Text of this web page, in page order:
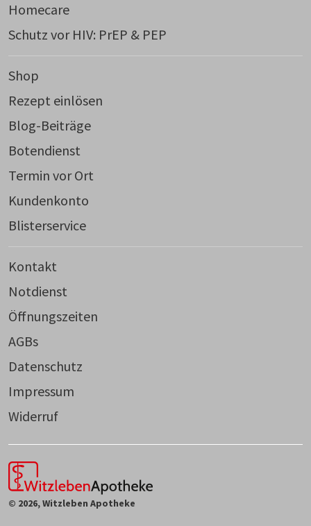
Homecare
Schutz vor HIV: PrEP & PEP
Shop
Rezept einlösen
Blog-Beiträge
Botendienst
Termin vor Ort
Kundenkonto
Blisterservice
Kontakt
Notdienst
Öffnungszeiten
AGBs
Datenschutz
Impressum
Widerruf
© 2026, Witzleben Apotheke